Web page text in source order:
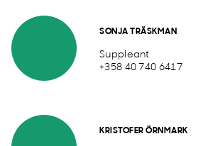
SONJA TRÄSKMAN
Suppleant
+358 40 740 6417
KRISTOFER ÖRNMARK